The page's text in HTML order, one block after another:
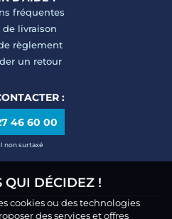
fréquentes
de livraison
règlement
un retour
:
46 60 00
non surtaxé
QUI DÉCIDEZ !
cookies ou des technologies
des services et offres